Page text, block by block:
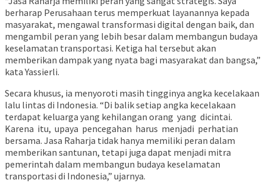
berharap Perusahaan terus memperkuat layanannya kepada
masyarakat, mengawal transformasi digital dengan baik, dan
mengambil peran yang lebih besar dalam membangun budaya
keselamatan transportasi. Ketiga hal tersebut akan
memberikan dampak yang nyata bagi masyarakat dan bangsa,”
kata Yassierli.
Secara khusus, ia menyoroti masih tingginya angka kecelakaan
lalu lintas di Indonesia. “Di balik setiap angka kecelakaan
terdapat keluarga yang kehilangan orang yang dicintai.
Karena itu, upaya pencegahan harus menjadi perhatian
bersama. Jasa Raharja tidak hanya memiliki peran dalam
memberikan santunan, tetapi juga dapat menjadi mitra
pemerintah dalam membangun budaya keselamatan
transportasi di Indonesia,” ujarnya.